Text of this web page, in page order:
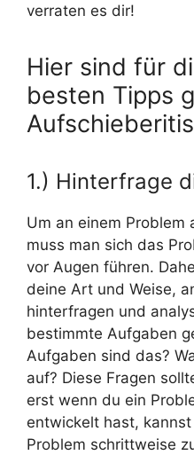
verraten es dir!
Hier sind für
besten Tipps
1.) Hinterfrage
Um an einem Problem
muss man sich das
vor Augen führen.
deine Art und Weise,
hinterfragen und
bestimmte Aufgaben
Aufgaben sind das?
auf? Diese Fragen
erst wenn du ein
entwickelt hast,
Problem schrittweise